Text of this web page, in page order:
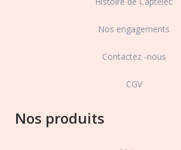
Nos engagements
Contactez -nous
CGV
Nos produits